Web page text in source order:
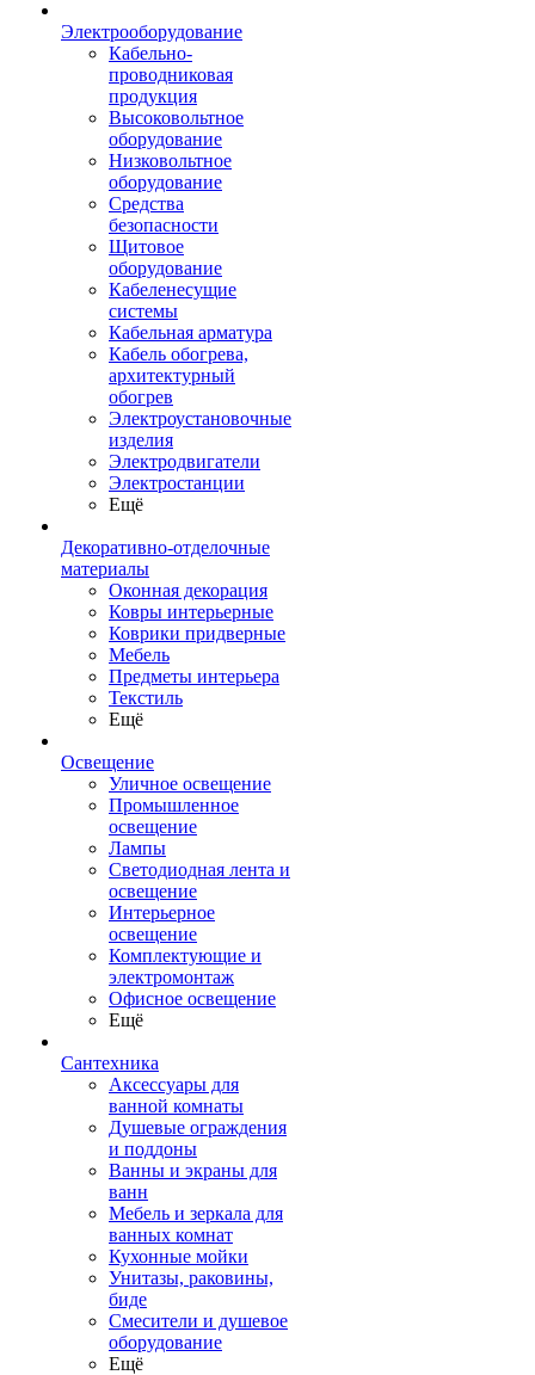
Электрооборудование
Кабельно-
проводниковая
продукция
Высоковольтное
оборудование
Низковольтное
оборудование
Средства
безопасности
Щитовое
оборудование
Кабеленесущие
системы
Кабельная арматура
Кабель обогрева,
архитектурный
обогрев
Электроустановочные
изделия
Электродвигатели
Электростанции
Ещё
Декоративно-отделочные
материалы
Оконная декорация
Ковры интерьерные
Коврики придверные
Мебель
Предметы интерьера
Текстиль
Ещё
Освещение
Уличное освещение
Промышленное
освещение
Лампы
Светодиодная лента и
освещение
Интерьерное
освещение
Комплектующие и
электромонтаж
Офисное освещение
Ещё
Сантехника
Аксессуары для
ванной комнаты
Душевые ограждения
и поддоны
Ванны и экраны для
ванн
Мебель и зеркала для
ванных комнат
Кухонные мойки
Унитазы, раковины,
биде
Смесители и душевое
оборудование
Ещё